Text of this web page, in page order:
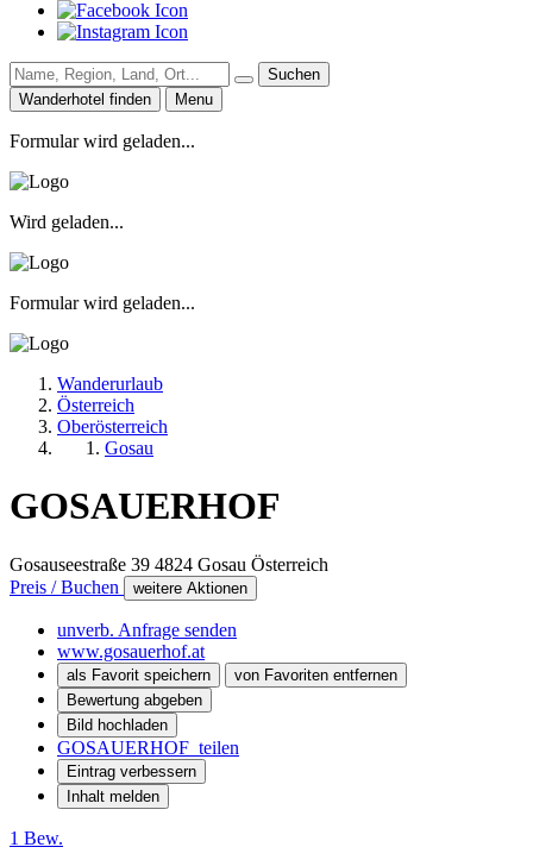
Suchen
Wanderhotel finden
Menu
Formular wird geladen...
Wird geladen...
Formular wird geladen...
Wanderurlaub
Österreich
Oberösterreich
Gosau
GOSAUERHOF
Gosauseestraße 39 4824 Gosau Österreich
Preis / Buchen
weitere Aktionen
unverb. Anfrage senden
www.gosauerhof.at
als Favorit speichern
von Favoriten entfernen
Bewertung abgeben
Bild hochladen
GOSAUERHOF teilen
Eintrag verbessern
Inhalt melden
1 Bew.